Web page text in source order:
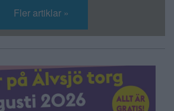
Fler artiklar »